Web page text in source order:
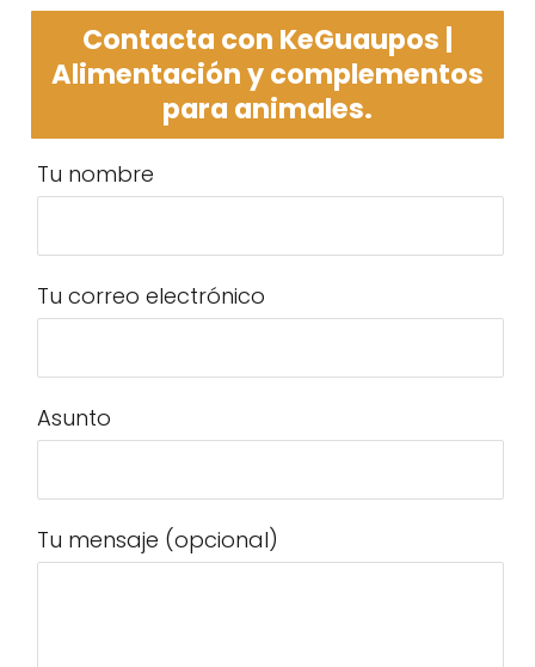
Contacta con KeGuaupos |
Alimentación y complementos
para animales.
Tu nombre
Tu correo electrónico
Asunto
Tu mensaje (opcional)